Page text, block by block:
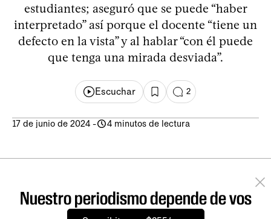
estudiantes; aseguró que se puede “haber
interpretado” así porque el docente “tiene un
defecto en la vista” y al hablar “con él puede
que tenga una mirada desviada”.
Escuchar 2
17 de junio de 2024 - 4 minutos de lectura
Nuestro periodismo depende de vos